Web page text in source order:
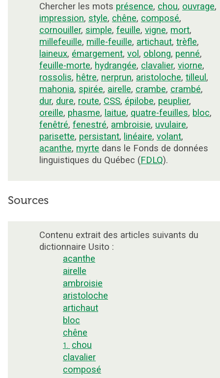
Chercher les mots présence, chou, ouvrage,
impression, style, chêne, composé,
cornouiller, simple, feuille, vigne, mort,
millefeuille, mille-feuille, artichaut, trèfle,
laineux, émargement, vol , oblong, penné,
feuille-morte, hydrangée, clavalier, viorne,
rossolis, hêtre, nerprun, aristoloche, tilleul ,
mahonia, spirée, airelle, crambe, crambé,
dur, dure, route, CSS, épilobe, peuplier,
oreille, phasme, laitue, quatre-feuilles, bloc,
fenêtré, fenestré, ambroisie, uvulaire,
parisette, persistant, linéaire, volant,
acanthe, myrte dans le Fonds de données
linguistiques du Québec (FDLQ).
Sources
Contenu extrait des articles suivants du
dictionnaire Usito :
acanthe
airelle
ambroisie
aristoloche
artichaut
bloc
chêne
1. chou
clavalier
composé